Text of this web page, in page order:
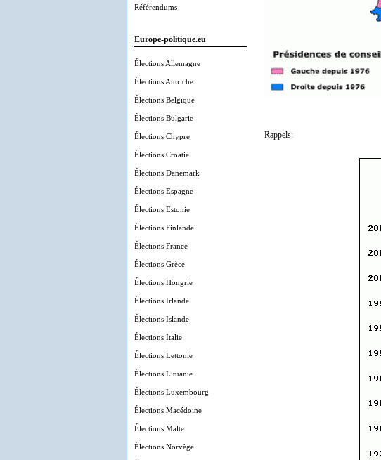
Référendums
Europe-politique.eu
Élections Allemagne
Élections Autriche
Élections Belgique
Élections Bulgarie
Élections Chypre
Élections Croatie
Élections Danemark
Élections Espagne
Élections Estonie
Élections Finlande
Élections France
Élections Grèce
Élections Hongrie
Élections Irlande
Élections Islande
Élections Italie
Élections Lettonie
Élections Lituanie
Élections Luxembourg
Élections Macédoine
Élections Malte
Élections Norvège
Rappels: